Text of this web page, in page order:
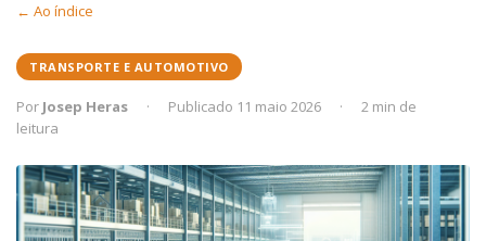
← Ao índice
TRANSPORTE E AUTOMOTIVO
Por Josep Heras · Publicado 11 maio 2026 ·
2 min de
leitura